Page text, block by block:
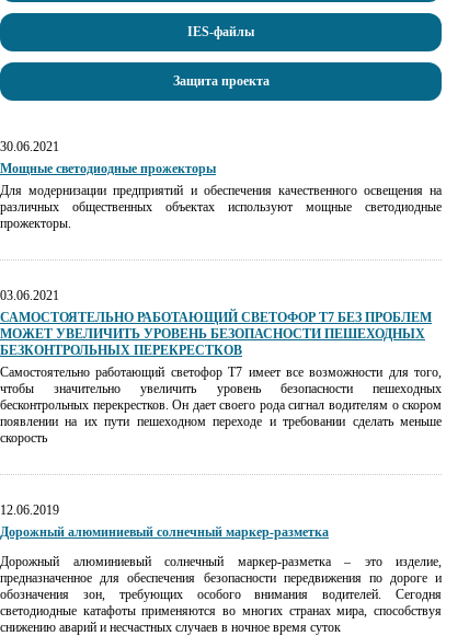
IES-файлы
Защита проекта
30.06.2021
Мощные светодиодные прожекторы
Для модернизации предприятий и обеспечения качественного освещения на
различных общественных объектах используют мощные светодиодные
прожекторы.
03.06.2021
САМОСТОЯТЕЛЬНО РАБОТАЮЩИЙ СВЕТОФОР Т7 БЕЗ ПРОБЛЕМ
МОЖЕТ УВЕЛИЧИТЬ УРОВЕНЬ БЕЗОПАСНОСТИ ПЕШЕХОДНЫХ
БЕЗКОНТРОЛЬНЫХ ПЕРЕКРЕСТКОВ
Самостоятельно работающий светофор Т7 имеет все возможности для того,
чтобы значительно увеличить уровень безопасности пешеходных
бесконтрольных перекрестков. Он дает своего рода сигнал водителям о скором
появлении на их пути пешеходном переходе и требовании сделать меньше
скорость
12.06.2019
Дорожный алюминиевый солнечный маркер-разметка
Дорожный алюминиевый солнечный маркер-разметка – это изделие,
предназначенное для обеспечения безопасности передвижения по дороге и
обозначения зон, требующих особого внимания водителей. Сегодня
светодиодные катафоты применяются во многих странах мира, способствуя
снижению аварий и несчастных случаев в ночное время суток